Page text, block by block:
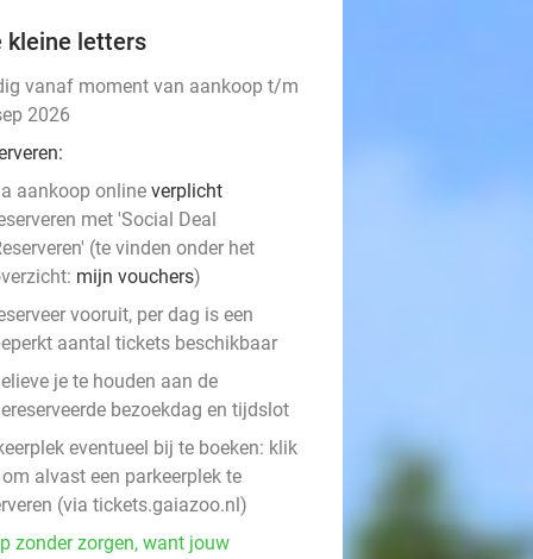
kleine letters
vanaf moment van aankoop t/m
2026
aankoop online verplicht
met 'Social Deal
(te vinden onder het
mijn vouchers)
vooruit, per dag is een
aantal tickets beschikbaar
je te houden aan de
bezoekdag en tijdslot
eventueel bij te boeken: klik
alvast een parkeerplek te
(via tickets.gaiazoo.nl)
zonder zorgen, want jouw